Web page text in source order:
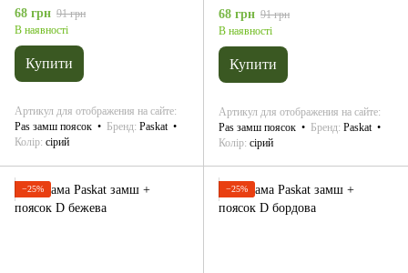
68 грн 91 грн
В наявності
Купити
Артикул для отображения на сайте
Pas замш поясок
Бренд Paskat
Колір сірий
68 грн 91 грн
В наявності
Купити
Артикул для отображения на сайте
Pas замш поясок
Бренд Paskat
Колір сірий
−25% −25%